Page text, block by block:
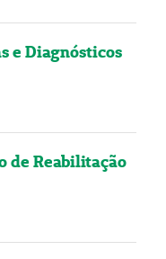
e Diagnósticos
de Reabilitação